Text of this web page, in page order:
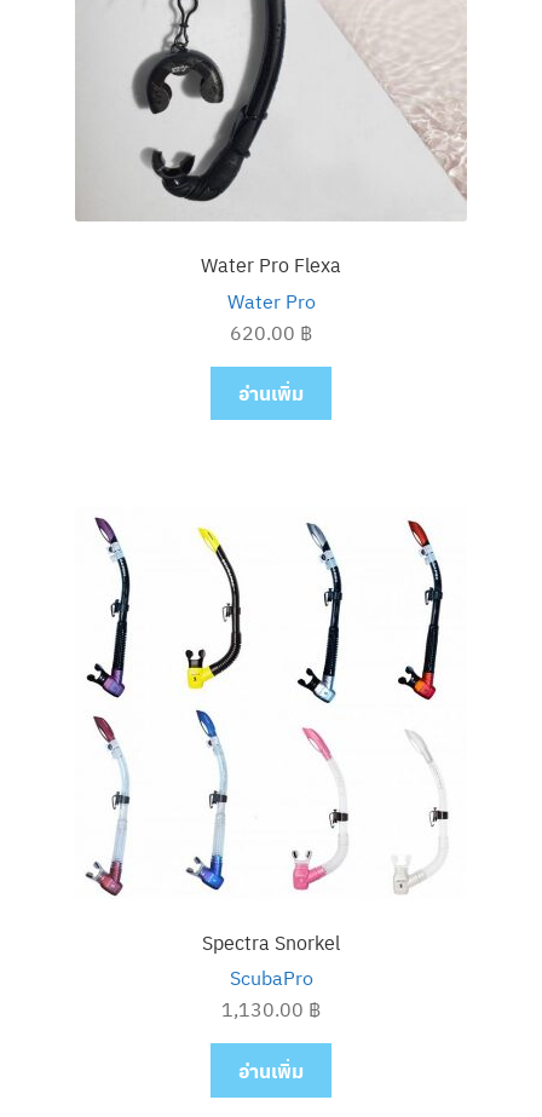
Water Pro Flexa
Water Pro
620.00 ฿
อ่านเพิ่ม
Spectra Snorkel
ScubaPro
1,130.00 ฿
อ่านเพิ่ม